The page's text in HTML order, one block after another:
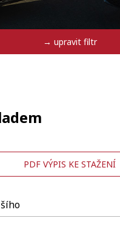
→ upravit filtr
PDF VÝPIS KE STAŽENÍ